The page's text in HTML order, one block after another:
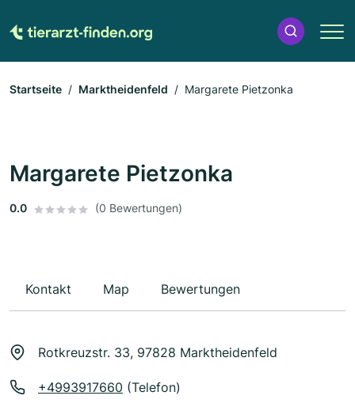
Startseite Marktheidenfeld Margarete Pietzonka
Margarete Pietzonka
0.0 (0 Bewertungen)
Kontakt Map Bewertungen
Rotkreuzstr. 33, 97828 Marktheidenfeld
+4993917660 (Telefon)